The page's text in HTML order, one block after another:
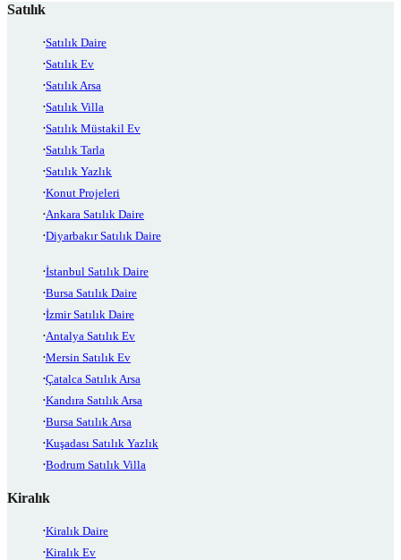
Satılık
Satılık Daire
Satılık Ev
Satılık Arsa
Satılık Villa
Satılık Müstakil Ev
Satılık Tarla
Satılık Yazlık
Konut Projeleri
Ankara Satılık Daire
Diyarbakır Satılık Daire
İstanbul Satılık Daire
Bursa Satılık Daire
İzmir Satılık Daire
Antalya Satılık Ev
Mersin Satılık Ev
Çatalca Satılık Arsa
Kandıra Satılık Arsa
Bursa Satılık Arsa
Kuşadası Satılık Yazlık
Bodrum Satılık Villa
Kiralık
Kiralık Daire
Kiralık Ev